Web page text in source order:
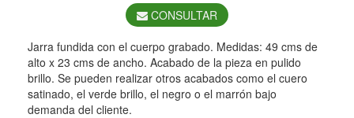
CONSULTAR
Jarra fundida con el cuerpo grabado. Medidas: 49 cms de
alto x 23 cms de ancho. Acabado de la pieza en pulido
brillo. Se pueden realizar otros acabados como el cuero
satinado, el verde brillo, el negro o el marrón bajo
demanda del cliente.